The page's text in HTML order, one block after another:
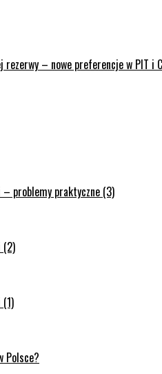
rezerwy – nowe preferencje w PIT i
– problemy praktyczne (3)
(2)
Polsce?